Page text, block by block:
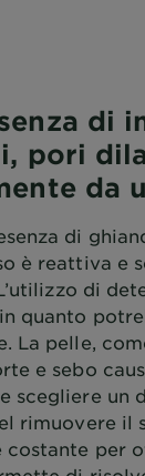
di
pori
da
di
è reattiva e
di
quanto
La pelle,
e sebo
scegliere un
rimuovere il
costante per